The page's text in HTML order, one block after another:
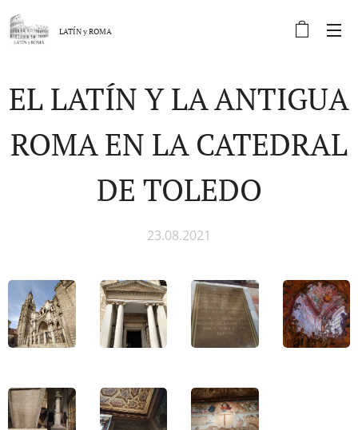
LATÍN yROMA
EL LATÍN Y LA ANTIGUA
ROMA EN LA CATEDRAL
DE TOLEDO
23.08.2021